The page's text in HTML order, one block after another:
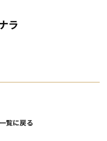
ラ
覧に戻る